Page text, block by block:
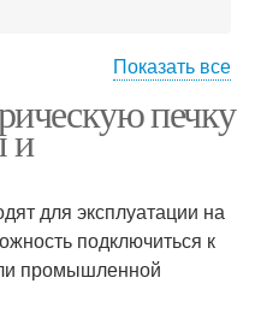
Показать все
печку
и
для эксплуатации на
подключиться к
промышленной